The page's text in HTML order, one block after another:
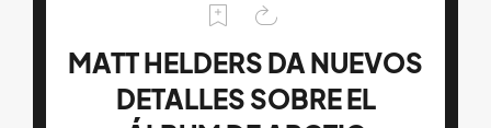
MATT HELDERS DA NUEVOS
DETALLES SOBRE EL